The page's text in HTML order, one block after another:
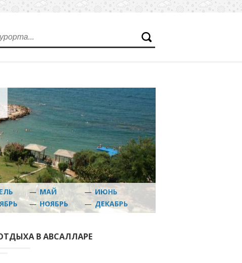
— МАЙ — ИЮНЬ
— НОЯБРЬ — ДЕКАБРЬ
В АВСАЛЛАРЕ